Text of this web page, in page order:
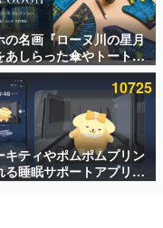
に製作時のエピソードをお
ム）とは何か？を探ってい
『赫本』は、〈試験問題〉
。
を担う若きクリエイター達
熱を探っていきます。
の名画『ローヌ川の星月
あしらった傘やトートバ
どが登場。8月7日21時よ
限定で予約販売 10725
キティやポムポムプリン
る睡眠サポートアプリ
たび』が配信中。キャラ